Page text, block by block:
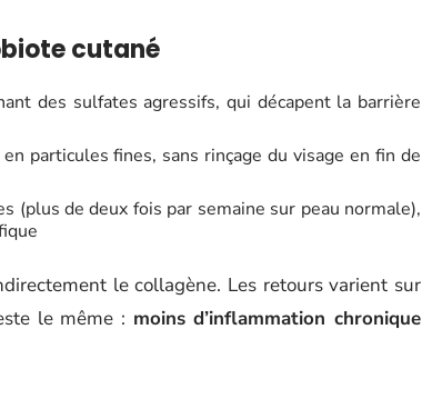
cutané
des sulfates agressifs, qui décapent la barrière
particules fines, sans rinçage du visage en fin de
(plus de deux fois par semaine sur peau normale),
le collagène. Les retours varient sur
le même : moins d’inflammation chronique